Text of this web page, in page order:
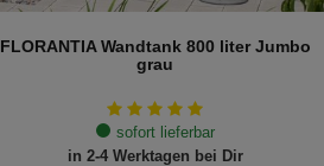
FLORANTIA Wandtank 800 liter Jumbo
grau
sofort lieferbar
in 2-4 Werktagen bei Dir